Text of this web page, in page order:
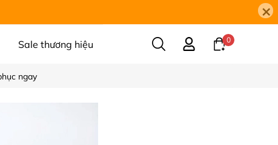
×
Sale thương hiệu 0
ngay